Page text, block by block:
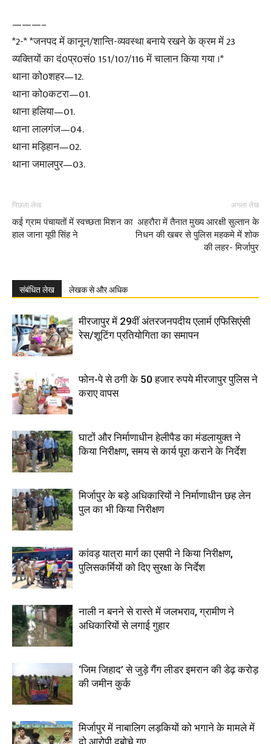
———–
*2-* *जनपद में कानून/शान्ति-व्यवस्था बनाये रखने के क्रम में 23
व्यक्तियों का दं0प्र0सं0 151/107/116 में चालान किया गया ।*
थाना को0शहर—12.
थाना को0कटरा—01.
थाना हलिया—01.
थाना लालगंज—04.
थाना मड़िहान—02.
थाना जमालपुर—03.
पिछला लेख
कई ग्राम पंचायतों में स्वच्छता मिशन का
हाल जाना यूपी सिंह ने
अगला लेख
अहरौरा में तैनात मुख्य आरक्षी सुल्तान के
निधन की खबर से पुलिस महकमे में शोक
की लहर- मिर्जापुर
संबंधित लेख लेखक से और अधिक
मीरजापुर में 29वीं अंतरजनपदीय एलार्म एफिसिएंसी
रेस/शूटिंग प्रतियोगिता का समापन
फोन-पे से ठगी के 50 हजार रुपये मीरजापुर पुलिस ने
कराए वापस
घाटों और निर्माणाधीन हेलीपैड का मंडलायुक्त ने
किया निरीक्षण, समय से कार्य पूरा कराने के निर्देश
मिर्जापुर के बड़े अधिकारियों ने निर्माणाधीन छह लेन
पुल का भी किया निरीक्षण
कांवड़ यात्रा मार्ग का एसपी ने किया निरीक्षण,
पुलिसकर्मियों को दिए सुरक्षा के निर्देश
नाली न बनने से रास्ते में जलभराव, ग्रामीण ने
अधिकारियों से लगाई गुहार
‘जिम जिहाद’ से जुड़े गैंग लीडर इमरान की डेढ़ करोड़
की जमीन कुर्क
मिर्जापुर में नाबालिग लड़कियों को भगाने के मामले में
दो आरोपी दबोचे गए